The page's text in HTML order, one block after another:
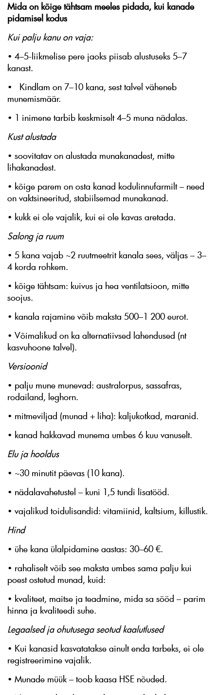
Mida on kõige tähtsam meeles pidada, kui kanade
pidamisel kodus
Kui palju kanu on vaja:
• 4–5-liikmelise pere jaoks piisab alustuseks 5–7
kanast.
• Kindlam on 7–10 kana, sest talvel väheneb
munemismäär.
• 1 inimene tarbib keskmiselt 4–5 muna nädalas.
Kust alustada
• soovitatav on alustada munakanadest, mitte
lihakanadest.
• kõige parem on osta kanad kodulinnufarmilt – need
on vaktsineeritud, stabiilsemad munakanad.
• kukk ei ole vajalik, kui ei ole kavas aretada.
Salong ja ruum
• 5 kana vajab ~2 ruutmeetrit kanala sees, väljas – 3–
4 korda rohkem.
• kõige tähtsam: kuivus ja hea ventilatsioon, mitte
soojus.
• kanala rajamine võib maksta 500–1 200 eurot.
• Võimalikud on ka alternatiivsed lahendused (nt
kasvuhoone talvel).
Versioonid
• palju mune munevad: australorpus, sassafras,
rodailand, leghorn.
• mitmeviljad (munad + liha): kaljukotkad, maranid.
• kanad hakkavad munema umbes 6 kuu vanuselt.
Elu ja hooldus
• ~30 minutit päevas (10 kana).
• nädalavahetustel – kuni 1,5 tundi lisatööd.
• vajalikud toidulisandid: vitamiinid, kaltsium, killustik.
Hind
• ühe kana ülalpidamine aastas: 30–60 €.
• rahaliselt võib see maksta umbes sama palju kui
poest ostetud munad, kuid:
• kvaliteet, maitse ja teadmine, mida sa sööd – parim
hinna ja kvaliteedi suhe.
Legaalsed ja ohutusega seotud kaalutlused
• Kui kanasid kasvatatakse ainult enda tarbeks, ei ole
registreerimine vajalik.
• Munade müük – toob kaasa HSE nõuded.